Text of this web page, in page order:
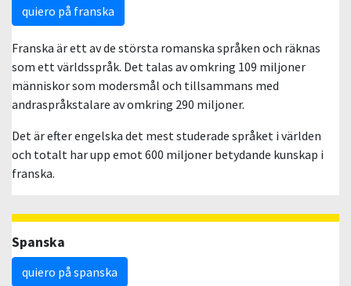
quiero på franska
Franska är ett av de största romanska språken och räknas
som ett världsspråk. Det talas av omkring 109 miljoner
människor som modersmål och tillsammans med
andraspråkstalare av omkring 290 miljoner.
Det är efter engelska det mest studerade språket i världen
och totalt har upp emot 600 miljoner betydande kunskap i
franska.
Spanska
quiero på spanska